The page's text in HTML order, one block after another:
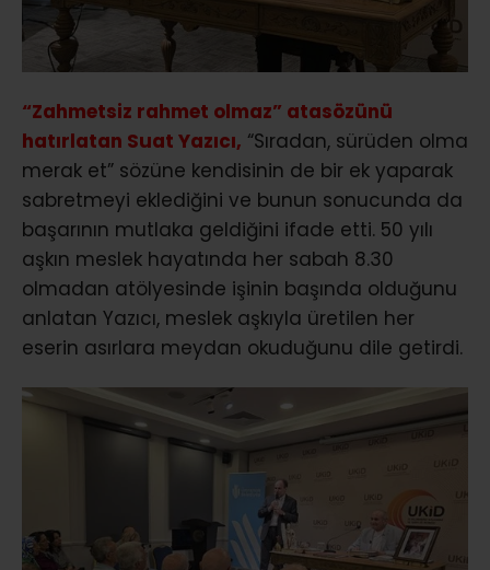
“Zahmetsiz rahmet olmaz” atasözünü
hatırlatan Suat Yazıcı, “Sıradan, sürüden olma
merak et” sözüne kendisinin de bir ek yaparak
sabretmeyi eklediğini ve bunun sonucunda da
başarının mutlaka geldiğini ifade etti. 50 yılı
aşkın meslek hayatında her sabah 8.30
olmadan atölyesinde işinin başında olduğunu
anlatan Yazıcı, meslek aşkıyla üretilen her
eserin asırlara meydan okuduğunu dile getirdi.